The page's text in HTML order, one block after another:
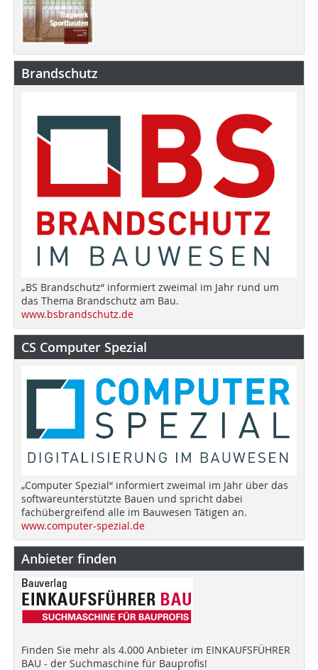
Brandschutz
„BS Brandschutz“ informiert zweimal im Jahr rund um
das Thema Brandschutz am Bau.
www.bsbrandschutz.de
CS Computer Spezial
„Computer Spezial“ informiert zweimal im Jahr über das
softwareunterstützte Bauen und spricht dabei
fachübergreifend alle im Bauwesen Tätigen an.
www.computer-spezial.de
Anbieter finden
Finden Sie mehr als 4.000 Anbieter im EINKAUFSFÜHRER
BAU - der Suchmaschine für Bauprofis!